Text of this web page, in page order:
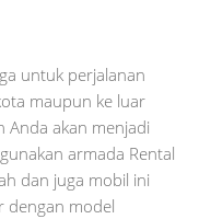
untuk perjalanan
maupun ke luar
Anda akan menjadi
armada Rental
dan juga mobil ini
dengan model